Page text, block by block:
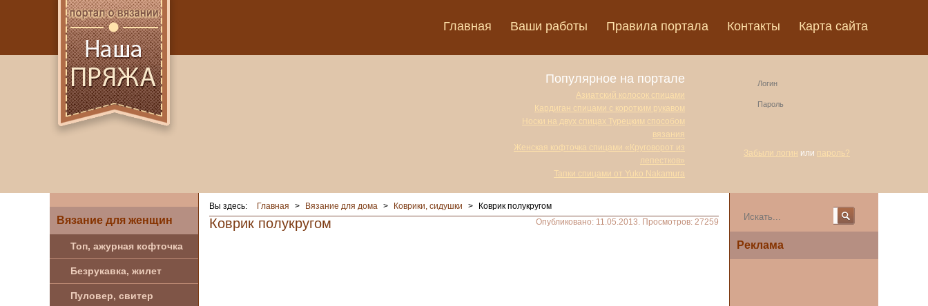
Главная Ваши работы Правила портала Контакты Карта сайта
Популярное на портале
Азиатский колосок спицами
Кардиган спицами с коротким рукавом
Носки на двух спицах Турецким способом
вязания
Женская кофточка спицами «Круговорот из
лепестков»
Тапки спицами от Yuko Nakamura
Забыли логин или пароль?
Вязание для женщин
Топ, ажурная кофточка
Безрукавка, жилет
Пуловер, свитер
Вы здесь: Главная > Вязание для дома > Коврики, сидушки > Коврик полукругом
Коврик полукругом Опубликовано: 11.05.2013. Просмотров: 27259
Реклама